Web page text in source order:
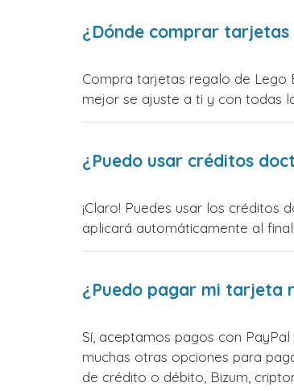
¿Dónde comprar tarjetas
Compra tarjetas regalo de Lego
mejor se ajuste a ti y con todas
¿Puedo usar créditos
¡Claro! Puedes usar los
aplicará automáticamente al
¿Puedo pagar mi tarjeta
Sí, aceptamos pagos con
muchas otras opciones para
de crédito o débito, Bizum,